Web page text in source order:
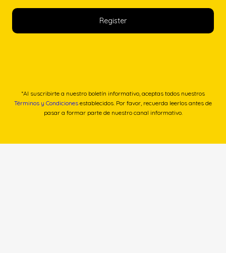
*Al suscribirte a nuestro boletín informativo, aceptas todos nuestros
Términos y Condiciones establecidos. Por favor, recuerda leerlos antes de
pasar a formar parte de nuestro canal informativo.